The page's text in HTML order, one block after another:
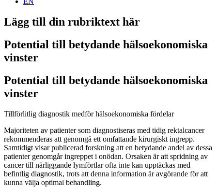
Lägg till din rubriktext här
Potential till betydande hälsoekonomiska
vinster
Potential till betydande hälsoekonomiska
vinster
Tillförlitlig diagnostik medför hälsoekonomiska fördelar
Majoriteten av patienter som diagnostiseras med tidig rektalcancer
rekommenderas att genomgå ett omfattande kirurgiskt ingrepp.
Samtidigt visar publicerad forskning att en betydande andel av dessa
patienter genomgår ingreppet i onödan. Orsaken är att spridning av
cancer till närliggande lymförtlar ofta inte kan upptäckas med
befintlig diagnostik, trots att denna information är avgörande för att
kunna välja optimal behandling.